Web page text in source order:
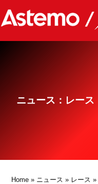
ニュース
グッズ
ニュース：レース
Home » ニュース » レース »